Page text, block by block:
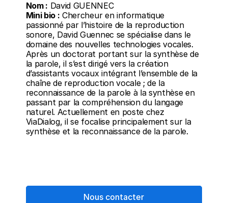
Nom : David GUENNEC
Mini bio : Chercheur en informatique
passionné par l’histoire de la reproduction
sonore, David Guennec se spécialise dans le
domaine des nouvelles technologies vocales.
Après un doctorat portant sur la synthèse de
la parole, il s’est dirigé vers la création
d’assistants vocaux intégrant l’ensemble de la
chaîne de reproduction vocale ; de la
reconnaissance de la parole à la synthèse en
passant par la compréhension du langage
naturel. Actuellement en poste chez
ViaDialog, il se focalise principalement sur la
synthèse et la reconnaissance de la parole.
Nous contacter